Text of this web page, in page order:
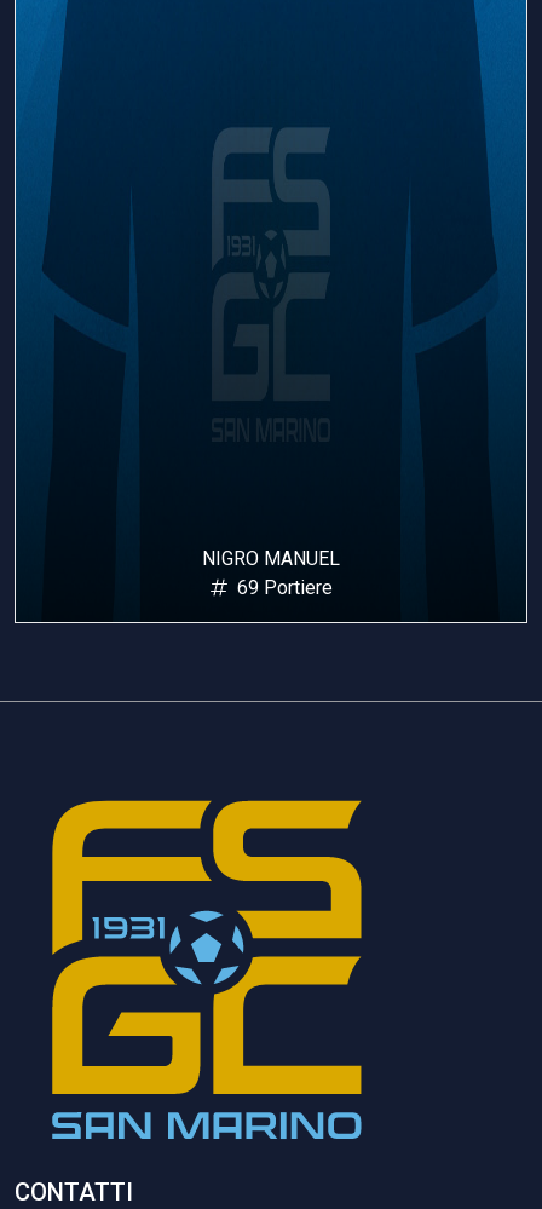
NIGRO MANUEL
69 Portiere
CONTATTI